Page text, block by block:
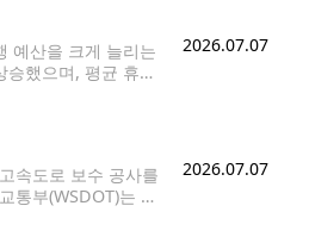
예산을 크게 늘리는
했으며, 평균 휴가
2026.07.07
속도로 보수 공사를
통부(WSDOT)는 오
2026.07.07